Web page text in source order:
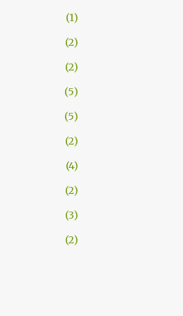
1
2
2
5
5
2
4
2
3
2